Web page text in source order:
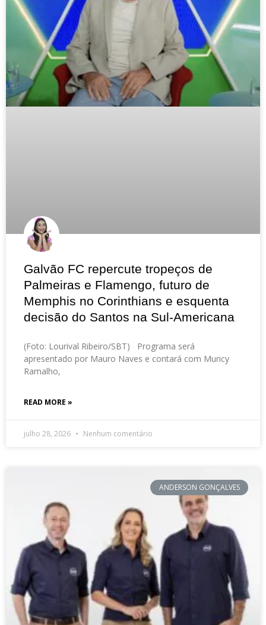
Galvão FC repercute tropeços de
Palmeiras e Flamengo, futuro de
Memphis no Corinthians e esquenta
decisão do Santos na Sul-Americana
(Foto: Lourival Ribeiro/SBT) Programa será
apresentado por Mauro Naves e contará com Muricy
Ramalho,
READ MORE »
julho 28, 2026 Nenhum comentário
ANDERSON GONÇALVES